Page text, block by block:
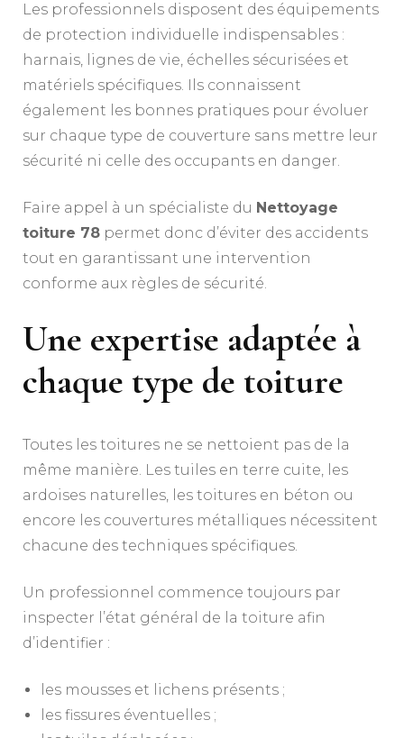
Les professionnels disposent des équipements
de protection individuelle indispensables :
harnais, lignes de vie, échelles sécurisées et
matériels spécifiques. Ils connaissent
également les bonnes pratiques pour évoluer
sur chaque type de couverture sans mettre leur
sécurité ni celle des occupants en danger.
Faire appel à un spécialiste du Nettoyage
toiture 78 permet donc d’éviter des accidents
tout en garantissant une intervention
conforme aux règles de sécurité.
Une expertise adaptée à
chaque type de toiture
Toutes les toitures ne se nettoient pas de la
même manière. Les tuiles en terre cuite, les
ardoises naturelles, les toitures en béton ou
encore les couvertures métalliques nécessitent
chacune des techniques spécifiques.
Un professionnel commence toujours par
inspecter l’état général de la toiture afin
d’identifier :
les mousses et lichens présents ;
les fissures éventuelles ;